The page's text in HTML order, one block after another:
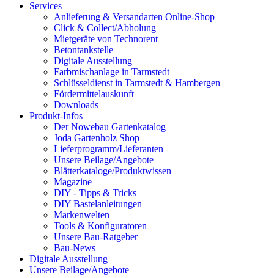
Services
Anlieferung & Versandarten Online-Shop
Click & Collect/Abholung
Mietgeräte von Technorent
Betontankstelle
Digitale Ausstellung
Farbmischanlage in Tarmstedt
Schlüsseldienst in Tarmstedt & Hambergen
Fördermittelauskunft
Downloads
Produkt-Infos
Der Nowebau Gartenkatalog
Joda Gartenholz Shop
Lieferprogramm/Lieferanten
Unsere Beilage/Angebote
Blätterkataloge/Produktwissen
Magazine
DIY - Tipps & Tricks
DIY Bastelanleitungen
Markenwelten
Tools & Konfiguratoren
Unsere Bau-Ratgeber
Bau-News
Digitale Ausstellung
Unsere Beilage/Angebote